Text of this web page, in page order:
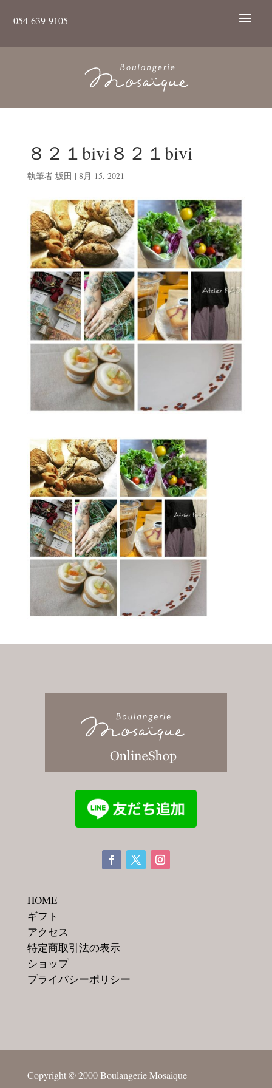
054-639-9105
８２１bivi８２１bivi
執筆者 坂田 | 8月 15, 2021
HOME
ギフト
アクセス
特定商取引法の表示
ショップ
プライバシーポリシー
Copyright © 2000 Boulangerie Mosaique